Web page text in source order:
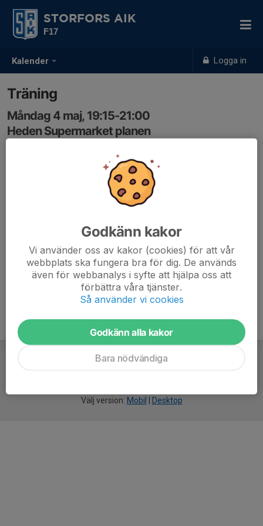
Kalender Logga in
STORFORS AIK
F17
Träning
Måndag 4 maj, 19:15-21:00
Heden Supermarket planen
Samling: 19:05, Omklädningsrummet
Välj version: Mobil Desktop
Godkänn kakor
Vi använder oss av kakor (cookies) för att vår
webbplats ska fungera bra för dig. De används
även för webbanalys i syfte att hjälpa oss att
förbättra våra tjänster.
Så använder vi cookies
Godkänn alla kakor
Bara nödvändiga